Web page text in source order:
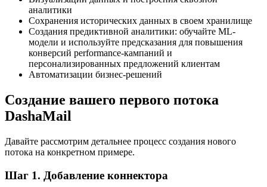
аналитики
Сохранения исторических данных в своем хранилище
Создания предиктивной аналитики: обучайте ML-
модели и используйте предсказания для повышения
конверсий performance-кампаний и
персонализированных предложений клиентам
Автоматизации бизнес-решений
Создание вашего первого потока
DashaMail
Давайте рассмотрим детальнее процесс создания нового
потока на конкретном примере.
Шаг 1. Добавление коннектора